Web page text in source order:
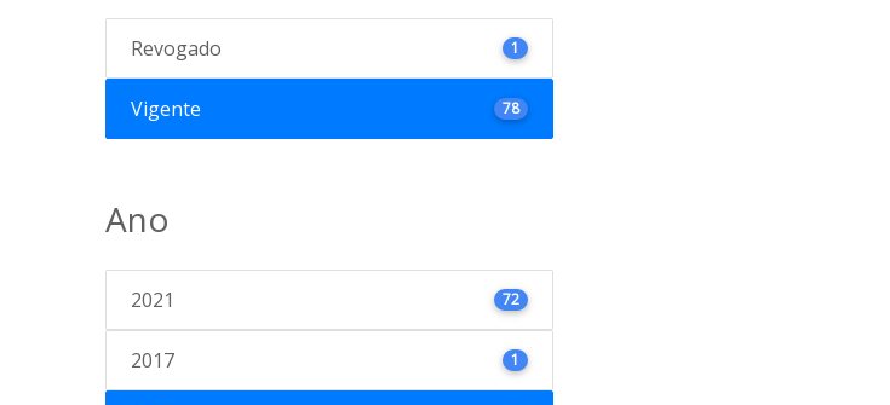
Revogado 1
Vigente 78
Ano
2021 72
2017 1